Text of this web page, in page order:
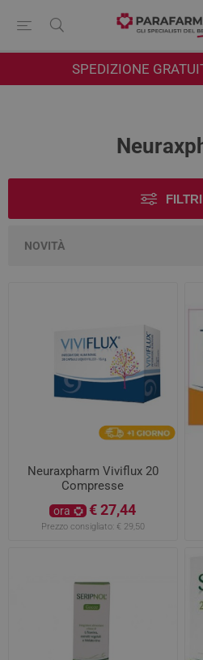
SPEDIZIONE
FILTRI
Neuraxpharm Viviflux 20
Compresse
ora € 27,44
Prezzo consigliato: € 29,50